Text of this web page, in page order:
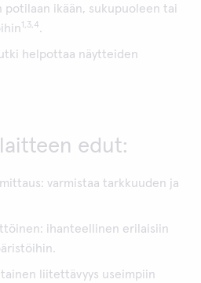
potilaan ikään, sukupuoleen tai
1,3,4.
helpottaa näytteiden
edut:
varmistaa tarkkuuden ja
ihanteellinen erilaisiin
liitettävyys useimpiin